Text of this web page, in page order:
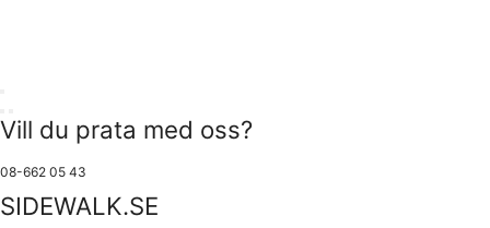
Vill du prata med oss?
08-662 05 43
SIDEWALK.SE